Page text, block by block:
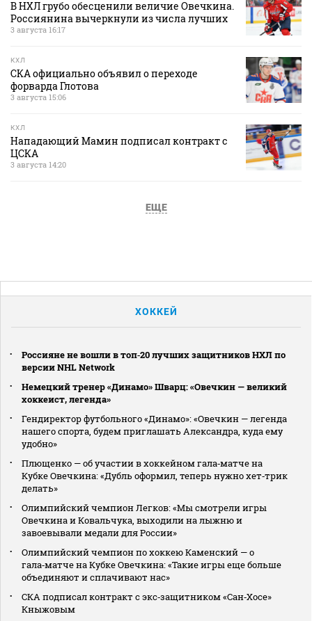
В НХЛ грубо обесценили величие Овечкина.
Россиянина вычеркнули из числа лучших
3 августа 16:17
КХЛ
СКА официально объявил о переходе
форварда Глотова
3 августа 15:06
КХЛ
Нападающий Мамин подписал контракт с
ЦСКА
3 августа 14:20
ЕЩЕ
ХОККЕЙ
Россияне не вошли в топ‑20 лучших защитников НХЛ по
версии NHL Network
Немецкий тренер «Динамо» Шварц: «Овечкин — великий
хоккеист, легенда»
Гендиректор футбольного «Динамо»: «Овечкин — легенда
нашего спорта, будем приглашать Александра, куда ему
удобно»
Плющенко — об участии в хоккейном гала‑матче на
Кубке Овечкина: «Дубль оформил, теперь нужно хет‑трик
делать»
Олимпийский чемпион Легков: «Мы смотрели игры
Овечкина и Ковальчука, выходили на лыжню и
завоевывали медали для России»
Олимпийский чемпион по хоккею Каменский — о
гала‑матче на Кубке Овечкина: «Такие игры еще больше
объединяют и сплачивают нас»
СКА подписал контракт с экс‑защитником «Сан‑Хосе»
Кныжовым